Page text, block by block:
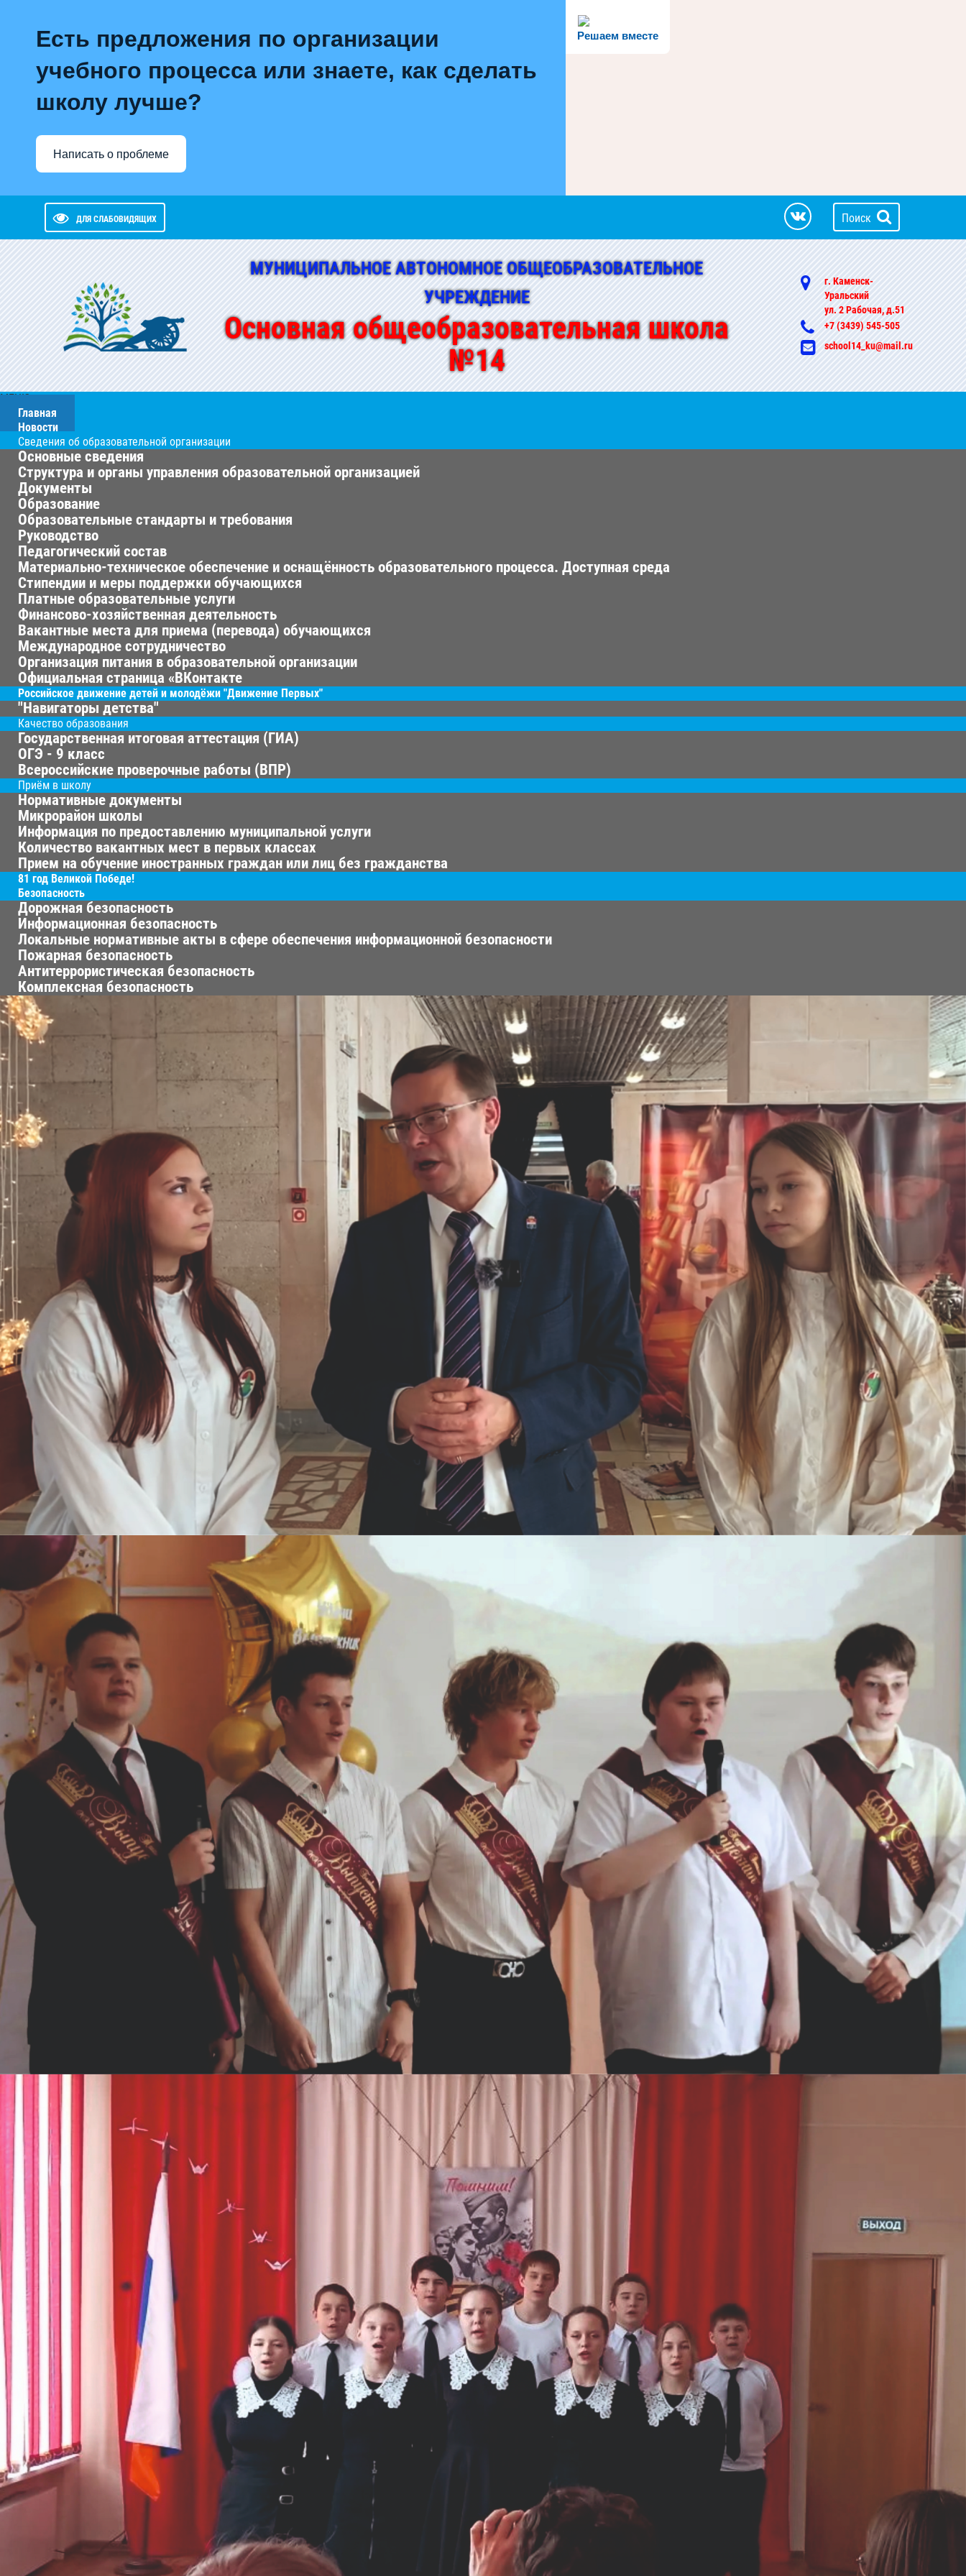
Решаем вместе
Есть предложения по организации
учебного процесса или знаете, как сделать
школу лучше?
Написать о проблеме
ДЛЯ СЛАБОВИДЯЩИХ Поиск
МУНИЦИПАЛЬНОЕ АВТОНОМНОЕ ОБЩЕОБРАЗОВАТЕЛЬНОЕ
УЧРЕЖДЕНИЕ
Основная общеобразовательная школа
№14
г. Каменск-
Уральский
ул. 2 Рабочая, д.51
+7 (3439) 545-505
school14_ku@mail.ru
МЕНЮ
Главная
Новости
Сведения об образовательной организации
Основные сведения
Структура и органы управления образовательной организацией
Документы
Образование
Образовательные стандарты и требования
Руководство
Педагогический состав
Материально-техническое обеспечение и оснащённость образовательного процесса. Доступная среда
Стипендии и меры поддержки обучающихся
Платные образовательные услуги
Финансово-хозяйственная деятельность
Вакантные места для приема (перевода) обучающихся
Международное сотрудничество
Организация питания в образовательной организации
Официальная страница «ВКонтакте
Российское движение детей и молодёжи "Движение Первых"
"Навигаторы детства"
Качество образования
Государственная итоговая аттестация (ГИА)
ОГЭ - 9 класс
Всероссийские проверочные работы (ВПР)
Приём в школу
Нормативные документы
Микрорайон школы
Информация по предоставлению муниципальной услуги
Количество вакантных мест в первых классах
Прием на обучение иностранных граждан или лиц без гражданства
81 год Великой Победе!
Безопасность
Дорожная безопасность
Информационная безопасность
Локальные нормативные акты в сфере обеспечения информационной безопасности
Пожарная безопасность
Антитеррористическая безопасность
Комплексная безопасность